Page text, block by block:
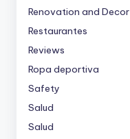
Renovation and Decor
Restaurantes
Reviews
Ropa deportiva
Safety
Salud
Salud